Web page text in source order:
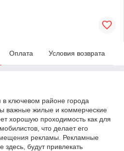
Оплата Условия возврата
ключевом районе города
важные жилые и коммерческие
хорошую проходимость как для
что делает его
рекламы. Рекламные
будут привлекать